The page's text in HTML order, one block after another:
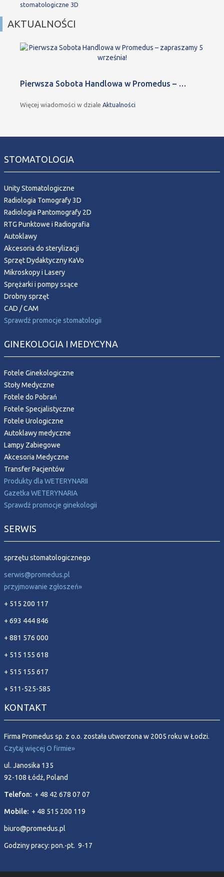
stomatologiczne 3D
AKTUALNOŚCI
Pierwsza Sobota Handlowa w Promedus – …
Więcej wiadomości w dziale Aktualności
STOMATOLOGIA
Unity Stomatologiczne
Radiologia Tomografy 3D
Radiologia Pantomografy 2D
RTG Punktowe i Radiografia
Autoklawy
Akcesoria do sterylizacji
Sprzęt Dydaktyczny KaVo
Mikroskopy i Lasery
Sprężarki i pompy ssące
Drobny sprzęt
CAD / CAM
Sprawdź promocje stomatologii
GINEKOLOGIA I MEDYCYNA
Fotele Ginekologiczne
Stoły Medyczne
Fotele do Pobrań
Fotele Specjalistyczne
Fotele Urologiczne
Autoklawy medyczne
Lampy Zabiegowe
Akcesoria Medyczne
Transfer Pacjentów
Produkty dla WETERYNARII
Gazetka WETERYNARIA
Sprawdź promocje ginekologii
SERWIS
sprzętu stomatologicznego
serwis@promedus.pl
przyjmowanie zgłoszeń»
+ 515 200 117
+ 693 444 846
+ 881 576 000
+ 515 155 618
+ 515 155 617
+ 511-525-585
KONTAKT
Firma Promedus sp. z o.o. została utworzona w 2005 roku w Łodzi.
Czytaj więcej O firmie»
ul. Janosika 135
92-108 Łódź, Poland
Telefon: + 48 42 678 07 07
Mobile: + 48 515 200 119
biuro@promedus.pl
Godziny pracy: pon.-pt. 9-17